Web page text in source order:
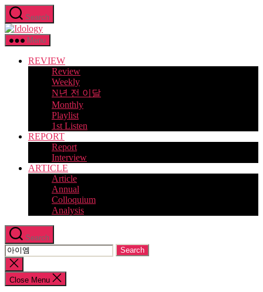
Skip
to
the
content
Search
Idology
Menu
REVIEW
Review
Weekly
N년 전 이달
Monthly
Playlist
1st Listen
REPORT
Report
Interview
ARTICLE
Article
Annual
Colloquium
Analysis
Search
Search
for:
Close
search
Close Menu